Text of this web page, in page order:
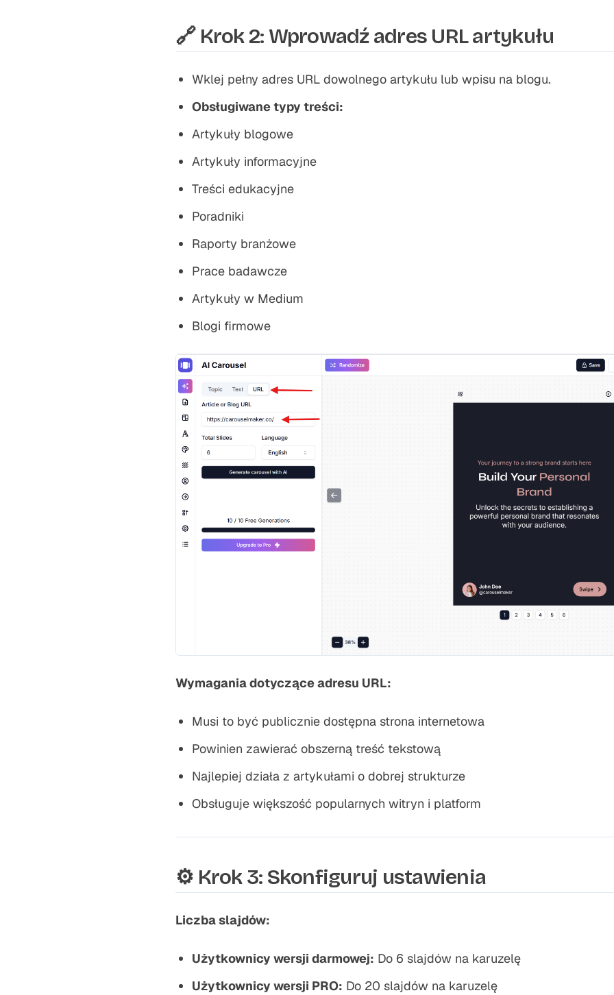
🔗 Krok 2: Wprowadź adres URL artykułu
Wklej pełny adres URL dowolnego artykułu lub wpisu na blogu.
Obsługiwane typy treści:
Artykuły blogowe
Artykuły informacyjne
Treści edukacyjne
Poradniki
Raporty branżowe
Prace badawcze
Artykuły w Medium
Blogi firmowe
Wymagania dotyczące adresu URL:
Musi to być publicznie dostępna strona internetowa
Powinien zawierać obszerną treść tekstową
Najlepiej działa z artykułami o dobrej strukturze
Obsługuje większość popularnych witryn i platform
⚙️ Krok 3: Skonfiguruj ustawienia
Liczba slajdów:
Użytkownicy wersji darmowej: Do 6 slajdów na karuzelę
Użytkownicy wersji PRO: Do 20 slajdów na karuzelę